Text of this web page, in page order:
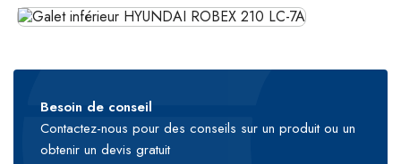
Besoin de conseil
Contactez-nous pour des conseils sur un produit ou un
obtenir un devis gratuit